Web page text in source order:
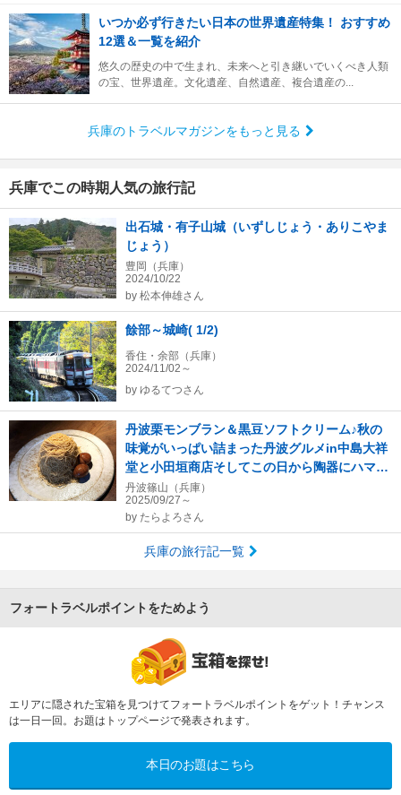
いつか必ず行きたい日本の世界遺産特集！ おすすめ
12選＆一覧を紹介
悠久の歴史の中で生まれ、未来へと引き継いでいくべき人類
の宝、世界遺産。文化遺産、自然遺産、複合遺産の...
兵庫のトラベルマガジンをもっと見る
兵庫でこの時期人気の旅行記
出石城・有子山城（いずしじょう・ありこやま
じょう）
豊岡（兵庫）
2024/10/22
by 松本伸雄さん
餘部～城崎( 1/2)
香住・余部（兵庫）
2024/11/02～
by ゆるてつさん
丹波栗モンブラン＆黒豆ソフトクリーム♪秋の
味覚がいっぱい詰まった丹波グルメin中島大祥
堂と小田垣商店そしてこの日から陶器にハマっ
た♪
丹波篠山（兵庫）
2025/09/27～
by たらよろさん
兵庫の旅行記一覧
フォートラベルポイントをためよう
エリアに隠された宝箱を見つけてフォートラベルポイントをゲット！チャンス
は一日一回。お題はトップページで発表されます。
本日のお題はこちら